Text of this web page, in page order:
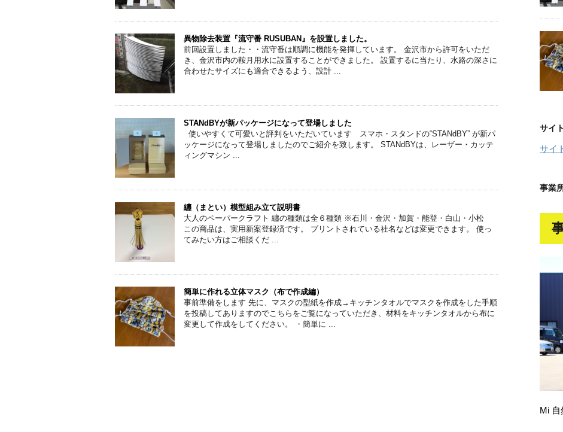
異物除去装置『流守番 RUSUBAN』を設置しました。
前回設置しました・・流守番は順調に機能を発揮しています。 金沢市から許可をいただ
き、金沢市内の鞍月用水に設置することができました。 設置するに当たり、水路の深さに
合わせたサイズにも適合できるよう、設計 ...
STANdBYが新パッケージになって登場しました
使いやすくて可愛いと評判をいただいています スマホ・スタンドの“STANdBY” が新パ
ッケージになって登場しましたのでご紹介を致します。 STANdBYは、レーザー・カッテ
ィングマシン ...
纏（まとい）模型組み立て説明書
大人のペーパークラフト 纏の種類は全６種類 ※石川・金沢・加賀・能登・白山・小松
この商品は、実用新案登録済です。 プリントされている社名などは変更できます。 使っ
てみたい方はご相談くだ ...
簡単に作れる立体マスク（布で作成編）
事前準備をします 先に、マスクの型紙を作成→キッチンタオルでマスクを作成をした手順
を投稿してありますのでこちらをご覧になっていただき、材料をキッチンタオルから布に
変更して作成をしてください。 ・簡単に ...
サイ
サイ
事業
Mi 自